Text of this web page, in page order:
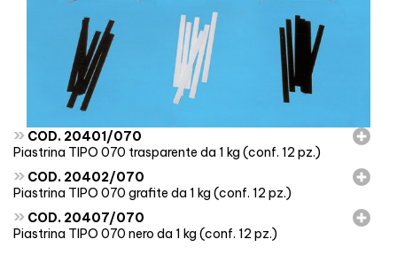
» COD. 20401/070
Piastrina TIPO 070 trasparente da 1 kg (conf. 12 pz.)
» COD. 20402/070
Piastrina TIPO 070 grafite da 1 kg (conf. 12 pz.)
» COD. 20407/070
Piastrina TIPO 070 nero da 1 kg (conf. 12 pz.)